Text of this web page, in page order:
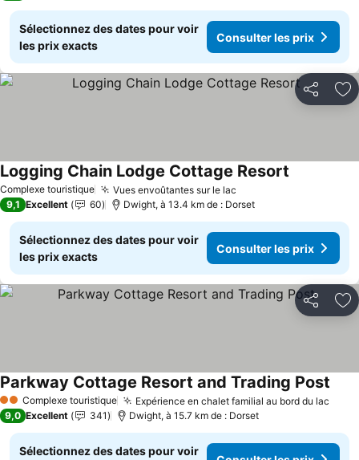
Sélectionnez des dates pour voir
les prix exacts
Consulter les prix
Partager
Complexe touristique Vues envoûtantes sur le lac
Logging Chain Lodge Cottage Resort
9,1 Excellent 60 Dwight, à 13.4 km de : Dorset
Sélectionnez des dates pour voir
les prix exacts
Consulter les prix
Partager
2 ÉtoilesComplexe touristique Expérience en chalet familial au bord du lac
Parkway Cottage Resort and Trading Post
9,0 Excellent 341 Dwight, à 15.7 km de : Dorset
Sélectionnez des dates pour voir